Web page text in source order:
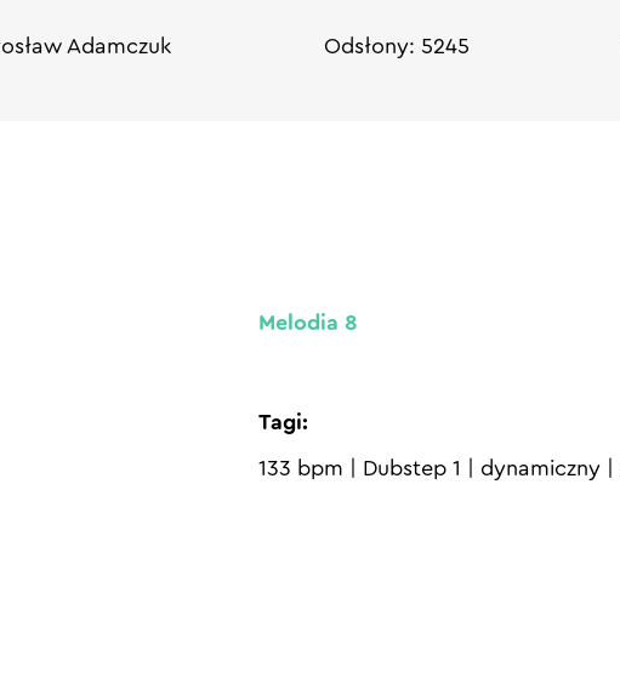
Adamczuk Odsłony: 5245
Melodia 8
Tagi:
133 bpm Dubstep 1 dynamiczny